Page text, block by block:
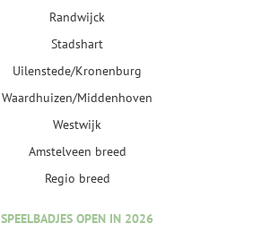
Randwijck
Stadshart
Uilenstede/Kronenburg
Waardhuizen/Middenhoven
Westwijk
Amstelveen breed
Regio breed
SPEELBADJES OPEN IN 2026